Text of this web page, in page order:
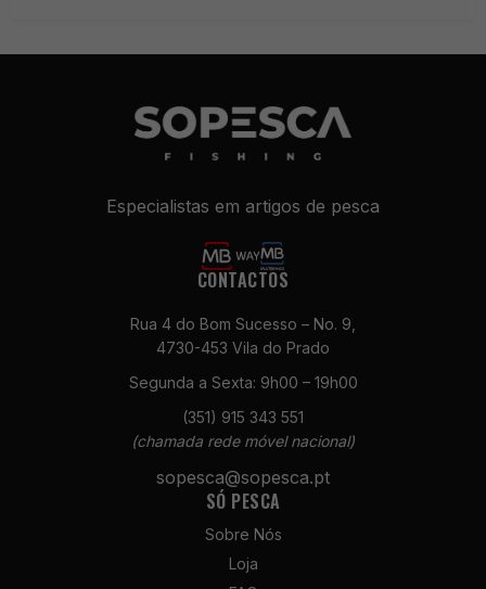
Especialistas em artigos de pesca
CONTACTOS
Rua 4 do Bom Sucesso – No. 9,
4730-453 Vila do Prado
Segunda a Sexta: 9h00 – 19h00
(351) 915 343 551
(chamada rede móvel nacional)
sopesca@sopesca.pt
SÓ PESCA
Sobre Nós
Loja
Necessários
Estes cookies
opcionais. São
necessários
funcionamento
do site.